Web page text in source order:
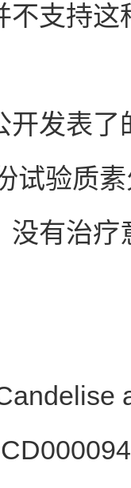
不支持这
开发表
试验质
没有治